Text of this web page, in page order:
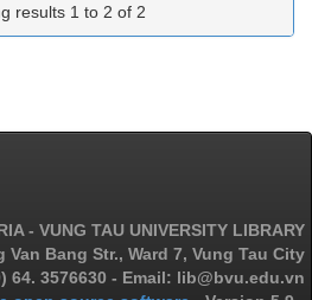
results 1 to 2 of 2
- VUNG TAU UNIVERSITY LIBRARY
Van Bang Str., Ward 7, Vung Tau City
64. 3576630 - Email: lib@bvu.edu.vn